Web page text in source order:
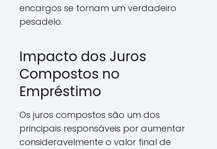
encargos se tornam um verdadeiro
pesadelo.
Impacto dos Juros
Compostos no
Empréstimo
Os juros compostos são um dos
principais responsáveis por aumentar
consideravelmente o valor final de